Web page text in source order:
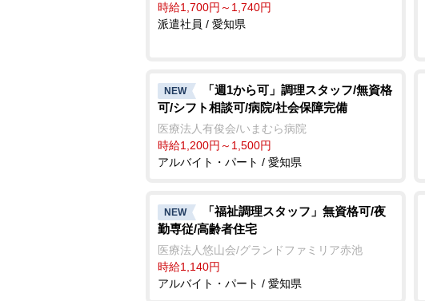
時給1,700円～1,740円
派遣社員 / 愛知県
NEW
「週1から可」調理スタッフ/無資格
可/シフト相談可/病院/社会保障完備
医療法人有俊会/いまむら病院
時給1,200円～1,500円
アルバイト・パート / 愛知県
NEW
「福祉調理スタッフ」無資格可/夜
勤専従/高齢者住宅
医療法人悠山会/グランドファミリア赤池
時給1,140円
アルバイト・パート / 愛知県